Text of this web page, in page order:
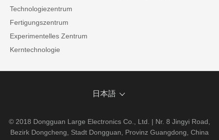
Technologiezentrum
Fertigungszentrum
Experimentelles Zentrum
Kerntechnologie
日本語
© 2018 Dongguan Large Electronics Co., Ltd. | Nr. 8 Jingyi Road,
Bezirk Dongcheng, Stadt Dongguan, Provinz Guangdong, China